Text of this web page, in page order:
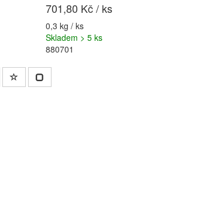
701,80 Kč / ks
0,3 kg / ks
Skladem > 5 ks
880701